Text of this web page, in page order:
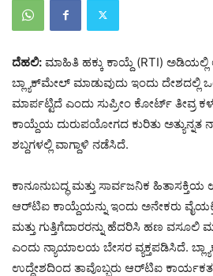
ದೆಹಲಿ: ಮಾಹಿತಿ ಹಕ್ಕು ಕಾಯ್ದೆ (RTI) ಅಡಿಯಲ್ಲಿ
ಬ್ಲ್ಯಾಕ್‌ಮೇಲ್ ಮಾಡುವುದು ಇಂದು
ಮಾರ್ಪಟ್ಟಿದೆ ಎಂದು ಸುಪ್ರೀಂ ಕೋರ್ಟ್ ತೀವ್ರ
ಕಾಯ್ದೆಯ ದುರುಪಯೋಗದ ಕುರಿತು ಅತ್ಯುನ್ನತ
ಶಬ್ದಗಳಲ್ಲಿ ವಾಗ್ದಾಳಿ ನಡೆಸಿದೆ.
ಕಾನೂನುಬದ್ಧ ಮತ್ತು ಸಾರ್ವಜನಿಕ ಹಿತಾಸಕ್ತಿಯ
ಆರ್‌ಟಿಐ ಕಾಯ್ದೆಯನ್ನು ಇಂದು ಅನೇಕರು
ಮತ್ತು ಗುತ್ತಿಗೆದಾರರನ್ನು ಹೆದರಿಸಿ ಹಣ ವಸೂಲಿ
ಎಂದು ನ್ಯಾಯಾಲಯ ಬೇಸರ ವ್ಯಕ್ತಪಡಿಸಿದೆ.
ಉದ್ದೇಶದಿಂದ ತಾವೊಬ್ಬರು ಆರ್‌ಟಿಐ